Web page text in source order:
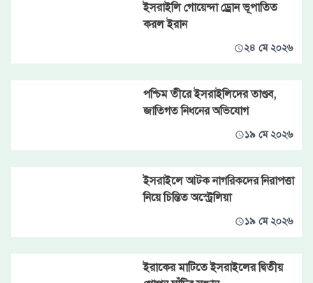
ইসরাইলি গোয়েন্দা ড্রোন ভূপাতিত
করল ইরান
২৪ মে ২০২৬
পশ্চিম তীরে ইসরাইলিদের তাণ্ডব,
জাতিগত নিধনের অভিযোগ
১৯ মে ২০২৬
ইসরাইলে আটক নাগরিকদের নিরাপত্তা
নিয়ে চিন্তিত অস্ট্রেলিয়া
১৯ মে ২০২৬
ইরাকের মাটিতে ইসরাইলের দ্বিতীয়